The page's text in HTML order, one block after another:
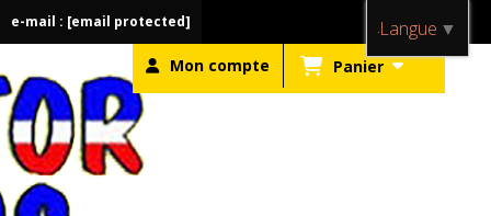
e-mail : [email protected]
Mon compte Panier
Langue ▼